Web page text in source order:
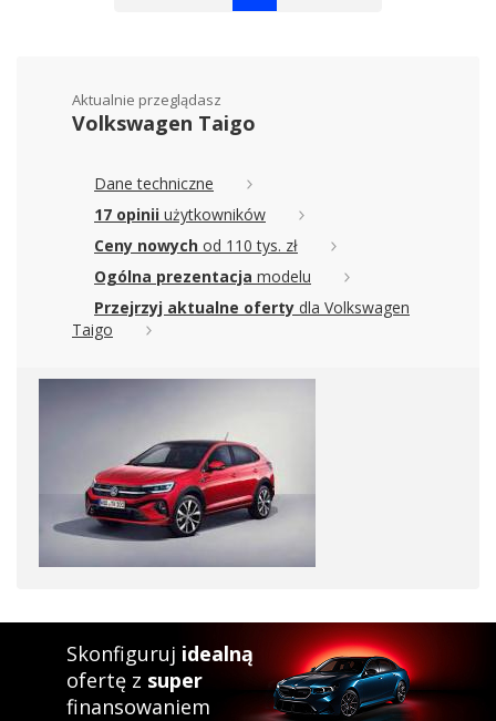
Aktualnie przeglądasz
Volkswagen Taigo
Dane techniczne
17 opinii użytkowników
Ceny nowych od 110 tys. zł
Ogólna prezentacja modelu
Przejrzyj aktualne oferty dla Volkswagen
Taigo
Skonfiguruj idealną
ofertę z super
finansowaniem